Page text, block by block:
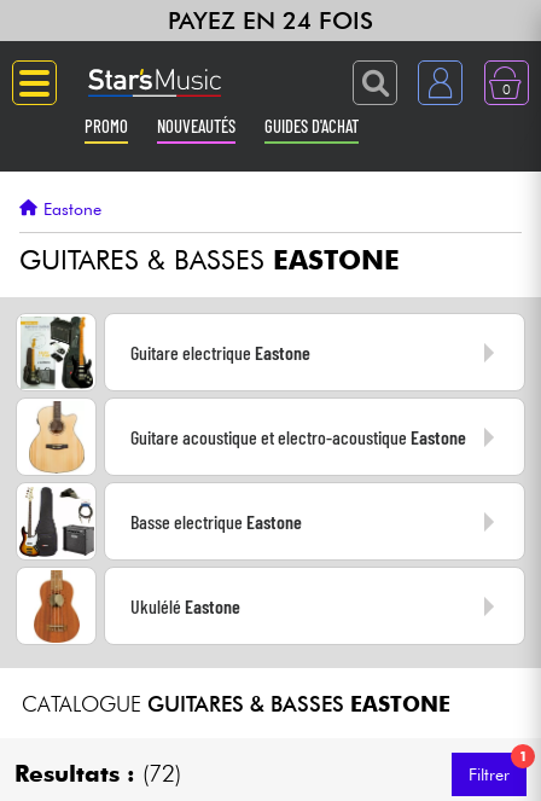
PAYEZ EN 24 FOIS
0
PROMO NOUVEAUTÉS GUIDES D'ACHAT
Guitares & Basses
Amplis & Effets
Claviers & Pianos
Synthés & Sampleurs
Casques
DJ
Eastone
GUITARES & BASSES EASTONE
Guitare electriqueEastone
Guitare acoustique et electro-acoustiqueEastone
Basse electriqueEastone
UkuléléEastone
CATALOGUE GUITARES & BASSES EASTONE
Resultats : (72)
1
Filtrer